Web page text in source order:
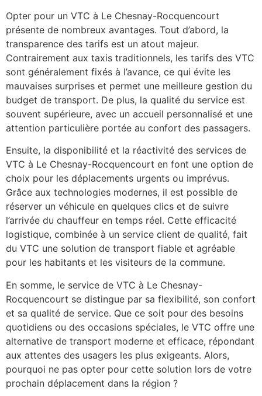
Opter pour un VTC à Le Chesnay-Rocquencourt
présente de nombreux avantages. Tout d’abord, la
transparence des tarifs est un atout majeur.
Contrairement aux taxis traditionnels, les tarifs des VTC
sont généralement fixés à l’avance, ce qui évite les
mauvaises surprises et permet une meilleure gestion du
budget de transport. De plus, la qualité du service est
souvent supérieure, avec un accueil personnalisé et une
attention particulière portée au confort des passagers.
Ensuite, la disponibilité et la réactivité des services de
VTC à Le Chesnay-Rocquencourt en font une option de
choix pour les déplacements urgents ou imprévus.
Grâce aux technologies modernes, il est possible de
réserver un véhicule en quelques clics et de suivre
l’arrivée du chauffeur en temps réel. Cette efficacité
logistique, combinée à un service client de qualité, fait
du VTC une solution de transport fiable et agréable
pour les habitants et les visiteurs de la commune.
En somme, le service de VTC à Le Chesnay-
Rocquencourt se distingue par sa flexibilité, son confort
et sa qualité de service. Que ce soit pour des besoins
quotidiens ou des occasions spéciales, le VTC offre une
alternative de transport moderne et efficace, répondant
aux attentes des usagers les plus exigeants. Alors,
pourquoi ne pas opter pour cette solution lors de votre
prochain déplacement dans la région ?